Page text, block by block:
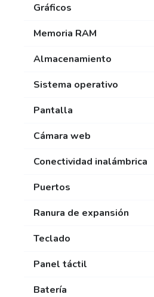
Gráficos
Memoria RAM
Almacenamiento
Sistema operativo
Pantalla
Cámara web
Conectividad inalámbrica
Puertos
Ranura de expansión
Teclado
Panel táctil
Batería